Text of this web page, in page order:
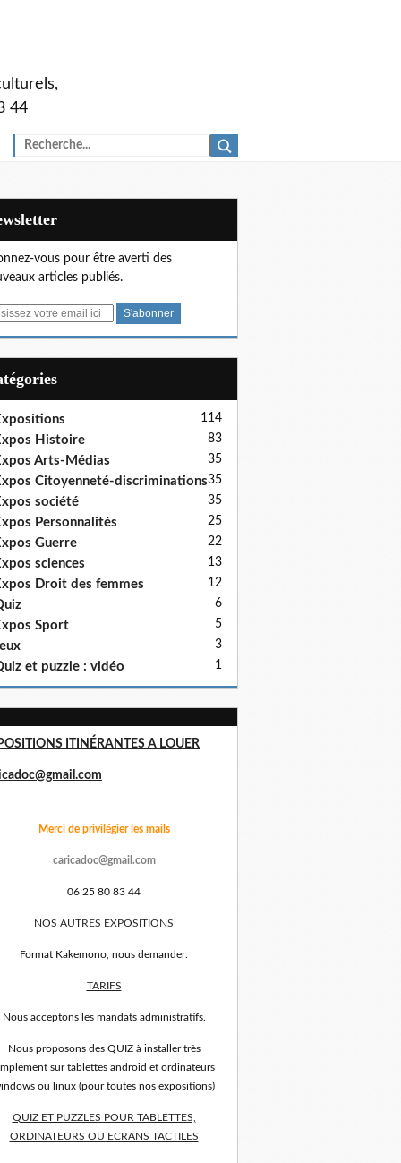
44
vous pour être averti des
articles publiés.
114
Histoire 83
Arts-Médias 35
Citoyenneté-discriminations35
société 35
Personnalités 25
Guerre 22
sciences 13
Droit des femmes 12
6
Sport 5
3
et puzzle : vidéo 1
ITINÉRANTES A LOUER
Merci de privilégier les mails
caricadoc@gmail.com
06 25 80 83 44
NOS AUTRES EXPOSITIONS
Format Kakemono, nous demander.
TARIFS
Nous acceptons les mandats administratifs.
Nous proposons des QUIZ à installer très
sur tablettes android et ordinateurs
ou linux (pour toutes nos expositions)
QUIZ ET PUZZLES POUR TABLETTES,
ORDINATEURS OU ECRANS TACTILES